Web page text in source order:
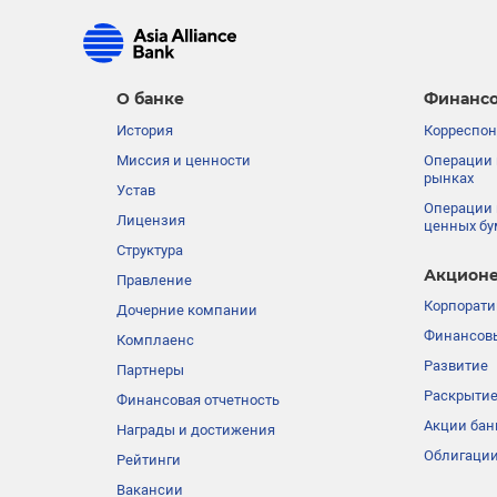
О банке
История
Миссия и ценности
Устав
Лицензия
Структура
Правление
Дочерние компании
Комплаенс
Партнеры
Финансовая отчетность
Награды и достижения
Рейтинги
Вакансии
Операции
рынках
Операции
ценных
Развитие
Акции